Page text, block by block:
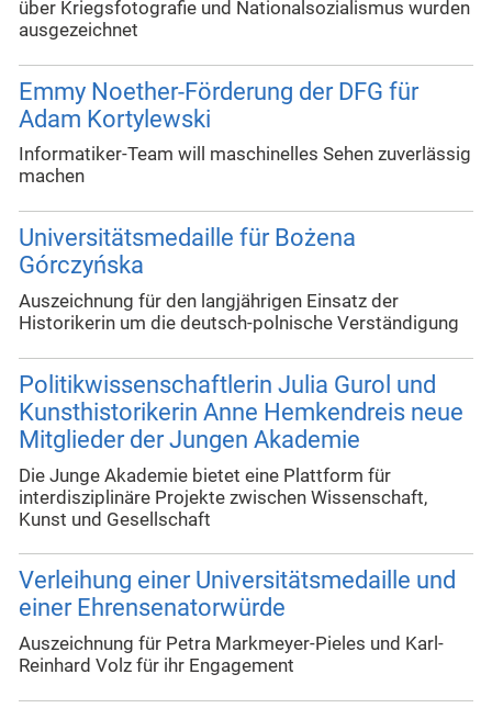
über Kriegsfotografie und Nationalsozialismus wurden
ausgezeichnet
Emmy Noether-Förderung der DFG für
Adam Kortylewski
Informatiker-Team will maschinelles Sehen zuverlässig
machen
Universitätsmedaille für Bożena
Górczyńska
Auszeichnung für den langjährigen Einsatz der
Historikerin um die deutsch-polnische Verständigung
Politikwissenschaftlerin Julia Gurol und
Kunsthistorikerin Anne Hemkendreis neue
Mitglieder der Jungen Akademie
Die Junge Akademie bietet eine Plattform für
interdisziplinäre Projekte zwischen Wissenschaft,
Kunst und Gesellschaft
Verleihung einer Universitätsmedaille und
einer Ehrensenatorwürde
Auszeichnung für Petra Markmeyer-Pieles und Karl-
Reinhard Volz für ihr Engagement